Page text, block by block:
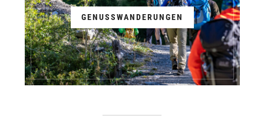
GENUSSWANDERUNGEN